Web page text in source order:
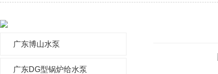
广东博山水泵
广东DG型锅炉给水泵